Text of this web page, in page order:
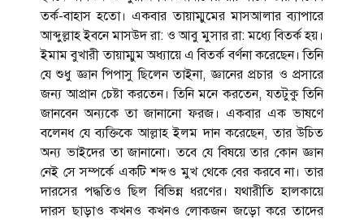
তর্ক-বাহাস হতো। একবার তায়াম্মুমের মাসআলার ব্যাপারে
আব্দুল্লাহ ইবনে মাসউদ রা: ও আবু মুসার রা: মধ্যে বিতর্ক হয়।
ইমাম বুখারী তায়াম্মুম অধ্যায়ে এ বিতর্ক বর্ণনা করেছেন। তিনি
যে শুধু জ্ঞান পিপাসু ছিলেন তাইনা, জ্ঞানের প্রচার ও প্রসারে
জন্য আপ্রান চেষ্টা করতেন। তিনি মনে করতেন, যতটুকু তিনি
জানবেন অন্যকে তা জানানো ফরজ। একবার এক ভাষণে
বলেনধ যে ব্যক্তিকে আল্লাহ ইলম দান করেছেন, তার উচিত
অন্য ভাইদের তা জানানো। তবে যে বিষয়ে তার কোন জ্ঞান
নেই সে সম্পর্কে একটি শব্দও মুখ থেকে বের করবে না। তার
দারসের পদ্ধতিও ছিল বিভিন্ন ধরণের। যথারীতি হালকায়ে
দারস ছাড়াও কখনও কখনও লোকজন জড়ো করে তাদের